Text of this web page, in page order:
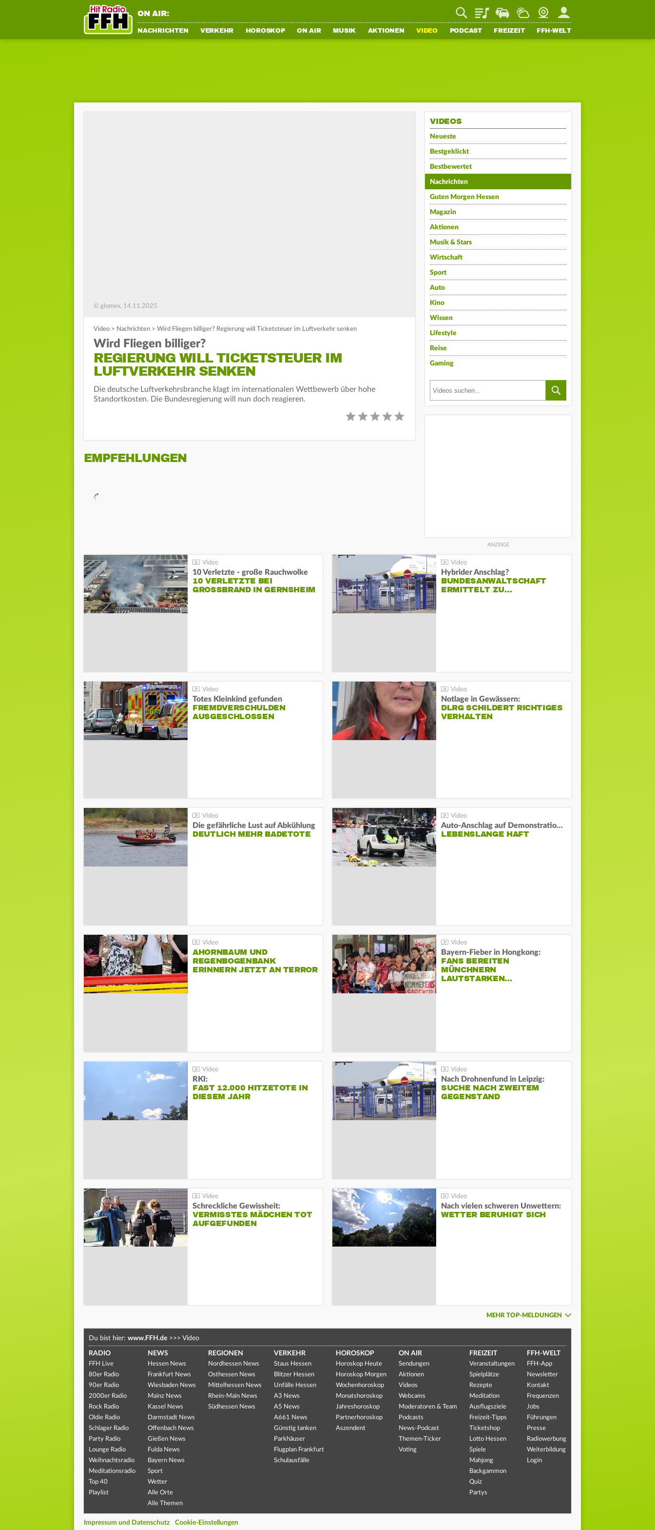
ON AIR: PlaylistStaupilotWetterWebcamMein FFH
NACHRICHTEN VERKEHR HOROSKOP ON AIR MUSIK AKTIONEN VIDEO PODCAST FREIZEIT FFH-WELT
© glomex, 14.11.2025
Video > Nachrichten > Wird Fliegen billiger? Regierung will Ticketsteuer im Luftverkehr senken
Wird Fliegen billiger?
REGIERUNG WILL TICKETSTEUER IM
LUFTVERKEHR SENKEN
Die deutsche Luftverkehrsbranche klagt im internationalen Wettbewerb über hohe
Standortkosten. Die Bundesregierung will nun doch reagieren.
EMPFEHLUNGEN
VIDEOS
Neueste
Bestgeklickt
Bestbewertet
Nachrichten
Guten Morgen Hessen
Magazin
Aktionen
Musik & Stars
Wirtschaft
Sport
Auto
Kino
Wissen
Lifestyle
Reise
Gaming
10 Verletzte - große Rauchwolke
10 VERLETZTE BEI
GROSSBRAND IN GERNSHEIM
Hybrider Anschlag?
BUNDESANWALTSCHAFT
ERMITTELT ZU…
Totes Kleinkind gefunden
FREMDVERSCHULDEN
AUSGESCHLOSSEN
Notlage in Gewässern:
DLRG SCHILDERT RICHTIGES
VERHALTEN
Die gefährliche Lust auf Abkühlung
DEUTLICH MEHR BADETOTE
Auto-Anschlag auf Demonstration in München:
LEBENSLANGE HAFT
AHORNBAUM UND
REGENBOGENBANK
ERINNERN JETZT AN TERROR
Bayern-Fieber in Hongkong:
FANS BEREITEN
MÜNCHNERN
LAUTSTARKEN…
RKI:
FAST 12.000 HITZETOTE IN
DIESEM JAHR
Nach Drohnenfund in Leipzig:
SUCHE NACH ZWEITEM
GEGENSTAND
Schreckliche Gewissheit:
VERMISSTES MÄDCHEN TOT
AUFGEFUNDEN
Nach vielen schweren Unwettern:
WETTER BERUHIGT SICH
MEHR TOP-MELDUNGEN
Du bist hier: www.FFH.de >>> Video
RADIO
FFH Live
80er Radio
90er Radio
2000er Radio
Rock Radio
Oldie Radio
Schlager Radio
Party Radio
Lounge Radio
Weihnachtsradio
Meditationsradio
Top 40
Playlist
NEWS
Hessen News
Frankfurt News
Wiesbaden News
Mainz News
Kassel News
Darmstadt News
Offenbach News
Gießen News
Fulda News
Bayern News
Sport
Wetter
Alle Orte
Alle Themen
REGIONEN
Nordhessen News
Osthessen News
Mittelhessen News
Rhein-Main News
Südhessen News
VERKEHR
Staus Hessen
Blitzer Hessen
Unfälle Hessen
A3 News
A5 News
A661 News
Günstig tanken
Parkhäuser
Flugplan Frankfurt
Schulausfälle
HOROSKOP
Horoskop Heute
Horoskop Morgen
Wochenhoroskop
Monatshoroskop
Jahreshoroskop
Partnerhoroskop
Aszendent
ON AIR
Sendungen
Aktionen
Videos
Webcams
Moderatoren & Team
Podcasts
News-Podcast
Themen-Ticker
Voting
FREIZEIT
Veranstaltungen
Spielplätze
Rezepte
Meditation
Ausflugsziele
Freizeit-Tipps
Ticketshop
Lotto Hessen
Spiele
Mahjong
Backgammon
Quiz
Partys
FFH-WELT
FFH-App
Newsletter
Kontakt
Frequenzen
Jobs
Führungen
Presse
Radiowerbung
Weiterbildung
Login
Impressum und Datenschutz Cookie-Einstellungen